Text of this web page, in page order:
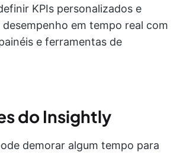
KPIs personalizados e
em tempo real com
e ferramentas de
do Insightly
demorar algum tempo para